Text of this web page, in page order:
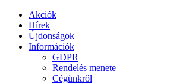
Akciók
Hírek
Újdonságok
Információk
GDPR
Rendelés menete
Cégünkről